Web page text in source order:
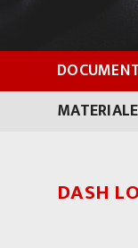
DASH